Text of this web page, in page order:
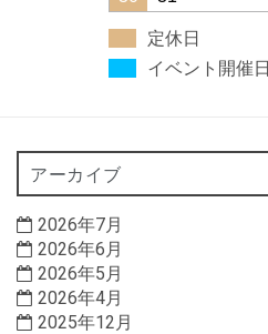
定休日
イベント開催日
アーカイブ
2026年7月
2026年6月
2026年5月
2026年4月
2025年12月